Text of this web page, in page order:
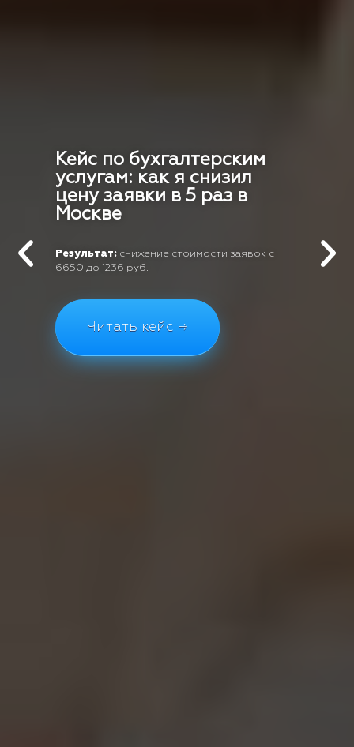
Кейс по бухгалтерским
услугам: как я снизил
цену заявки в 5 раз в
Москве
Результат: снижение стоимости заявок с
6650 до 1236 руб.
Читать кейс →